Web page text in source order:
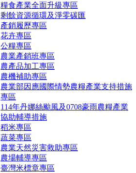
糧食產業全面升級專區
剩餘資源循環及淨零碳匯
產銷履歷專區
花卉專區
公糧專區
農業產銷班專區
農產品加工專區
農機補助專區
農業部因應國際情勢農糧產業支持措施
專區
114年丹娜絲颱風及0708豪雨農糧產業
協助輔導措施
稻米專區
蔬菜專區
農業天然災害救助專區
農場輔導專區
臺灣米標章專區